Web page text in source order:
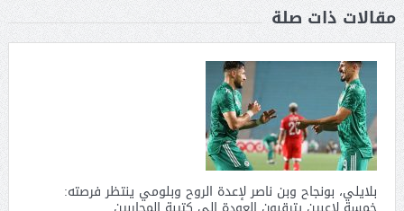
مقالات ذات صلة
بلايلي، بونجاح وبن ناصر لإعدة الروح وبلومي ينتظر فرصته: